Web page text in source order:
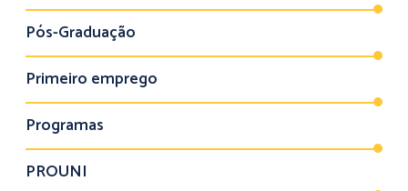
Pós-Graduação
Primeiro emprego
Programas
PROUNI